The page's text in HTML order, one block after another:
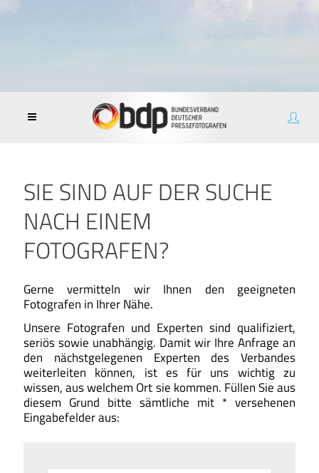
SIE SIND AUF DER SUCHE
NACH EINEM
FOTOGRAFEN?
Gerne vermitteln wir Ihnen den geeigneten
Fotografen in Ihrer Nähe.
Unsere Fotografen und Experten sind qualifiziert,
seriös sowie unabhängig. Damit wir Ihre Anfrage an
den nächstgelegenen Experten des Verbandes
weiterleiten können, ist es für uns wichtig zu
wissen, aus welchem Ort sie kommen. Füllen Sie aus
diesem Grund bitte sämtliche mit * versehenen
Eingabefelder aus: